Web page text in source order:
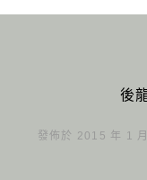
後
發佈於 2015 年 1